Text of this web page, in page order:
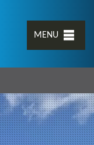
MENU